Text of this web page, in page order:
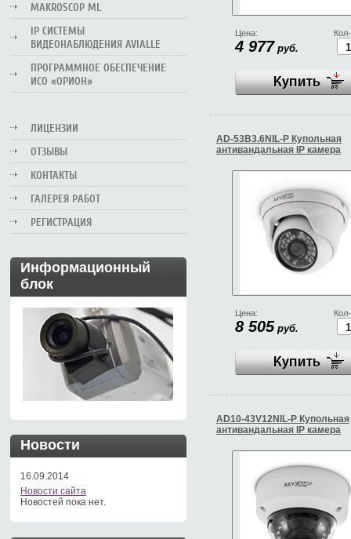
Цена:
4 977 руб.
AD-53B3.6NIL-P Купольная
антивандальная IP камера
Цена:
8 505 руб.
AD10-43V12NIL-P Купольная
антивандальная IP камера
MAKROSCOP ML
IP СИСТЕМЫ
ВИДЕОНАБЛЮДЕНИЯ AVIALLE
ПРОГРАММНОЕ ОБЕСПЕЧЕНИЕ
ИСО «ОРИОН»
ЛИЦЕНЗИИ
ОТЗЫВЫ
КОНТАКТЫ
ГАЛЕРЕЯ РАБОТ
РЕГИСТРАЦИЯ
Информационный
блок
Новости
16.09.2014
Новости сайта
Новостей пока нет.